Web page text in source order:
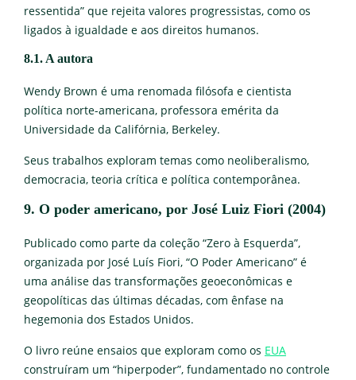
ressentida” que rejeita valores progressistas, como os
ligados à igualdade e aos direitos humanos.
8.1. A autora
Wendy Brown é uma renomada filósofa e cientista
política norte-americana, professora emérita da
Universidade da Califórnia, Berkeley.
Seus trabalhos exploram temas como neoliberalismo,
democracia, teoria crítica e política contemporânea.
9. O poder americano, por José Luiz Fiori (2004)
Publicado como parte da coleção “Zero à Esquerda”,
organizada por José Luís Fiori, “O Poder Americano” é
uma análise das transformações geoeconômicas e
geopolíticas das últimas décadas, com ênfase na
hegemonia dos Estados Unidos.
O livro reúne ensaios que exploram como os EUA
construíram um “hiperpoder”, fundamentado no controle